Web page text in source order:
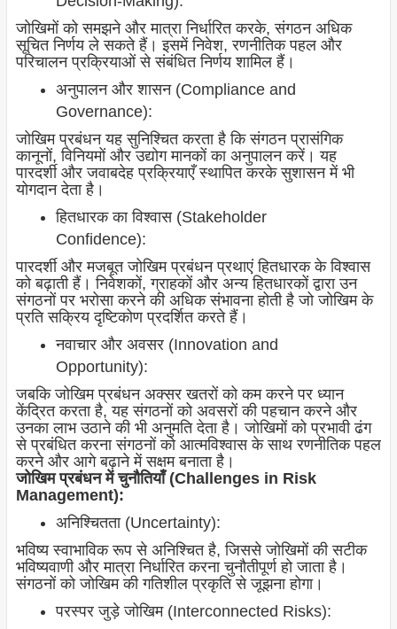
जोखिमों को समझने और मात्रा निर्धारित करके, संगठन अधिक
सूचित निर्णय ले सकते हैं। इसमें निवेश, रणनीतिक पहल और
परिचालन प्रक्रियाओं से संबंधित निर्णय शामिल हैं।
अनुपालन और शासन (Compliance and
Governance):
जोखिम प्रबंधन यह सुनिश्चित करता है कि संगठन प्रासंगिक
कानूनों, विनियमों और उद्योग मानकों का अनुपालन करें। यह
पारदर्शी और जवाबदेह प्रक्रियाएँ स्थापित करके सुशासन में भी
योगदान देता है।
हितधारक का विश्वास (Stakeholder
Confidence):
पारदर्शी और मजबूत जोखिम प्रबंधन प्रथाएं हितधारक के विश्वास
को बढ़ाती हैं। निवेशकों, ग्राहकों और अन्य हितधारकों द्वारा उन
संगठनों पर भरोसा करने की अधिक संभावना होती है जो जोखिम के
प्रति सक्रिय दृष्टिकोण प्रदर्शित करते हैं।
नवाचार और अवसर (Innovation and
Opportunity):
जबकि जोखिम प्रबंधन अक्सर खतरों को कम करने पर ध्यान
केंद्रित करता है, यह संगठनों को अवसरों की पहचान करने और
उनका लाभ उठाने की भी अनुमति देता है। जोखिमों को प्रभावी ढंग
से प्रबंधित करना संगठनों को आत्मविश्वास के साथ रणनीतिक पहल
करने और आगे बढ़ाने में सक्षम बनाता है।
जोखिम प्रबंधन में चुनौतियाँ (Challenges in Risk
Management):
अनिश्चितता (Uncertainty):
भविष्य स्वाभाविक रूप से अनिश्चित है, जिससे जोखिमों की सटीक
भविष्यवाणी और मात्रा निर्धारित करना चुनौतीपूर्ण हो जाता है।
संगठनों को जोखिम की गतिशील प्रकृति से जूझना होगा।
परस्पर जुड़े जोखिम (Interconnected Risks):